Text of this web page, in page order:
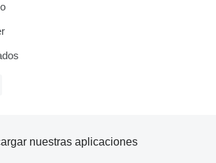
nuestras aplicaciones